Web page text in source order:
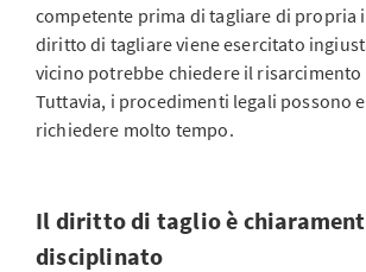
competente prima di tagliare di propria
diritto di tagliare viene esercitato
vicino potrebbe chiedere il risarcimento
Tuttavia, i procedimenti legali possono
richiedere molto tempo.
Il diritto di taglio è
disciplinato